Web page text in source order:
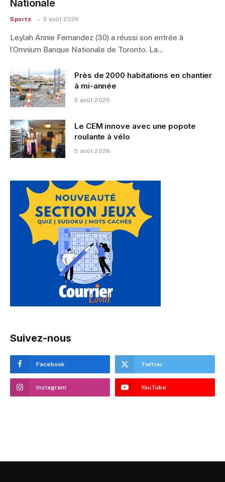
Nationale
Sports 5 août 2026
Leylah Annie Fernandez (30) a réussi son entrée à
l’Omnium Banque Nationale de Toronto. La…
Près de 2000 habitations en chantier
à mi-année
5 août 2026
Le CEM innove avec une popote
roulante à vélo
5 août 2026
Suivez-nous
Facebook Twitter
Instagram YouTube